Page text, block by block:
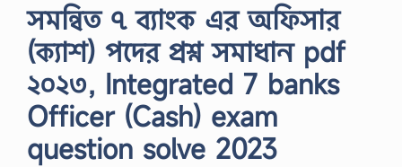
সমন্বিত ৭ ব্যাংক এর অফিসার
(ক্যাশ) পদের প্রশ্ন সমাধান pdf
২০২৩, Integrated 7 banks
Officer (Cash) exam
question solve 2023